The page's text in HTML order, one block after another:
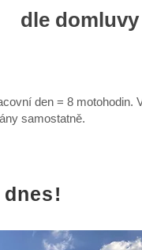
dle domluvy
den = 8 motohodin.
samostatně.